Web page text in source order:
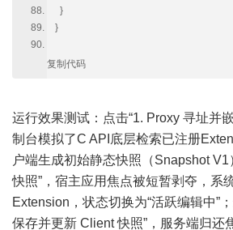
}
}
复制代码
运行效果测试：点击“1. Proxy 寻址并
制台模拟了C API底层检索已注册
户端生成初始静态快照（Snapshot V1
快照”，宿主应用焦点被短暂剥夺，系
Extension，状态切换为“活跃编辑中”
保存并更新 Client 快照”，服务端归还